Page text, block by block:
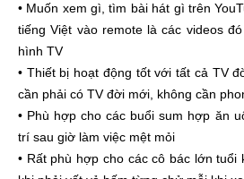
• Muốn xem gì, tìm bài hát gì trên
tiếng Việt vào remote là các videos
hình TV
• Thiết bị hoạt động tốt với tất cả TV
cần phải có TV đời mới, không cần
• Phù hợp cho các buổi sum hợp ăn
trí sau giờ làm việc mệt mỏi
• Rất phù hợp cho các cô bác lớn tuổi